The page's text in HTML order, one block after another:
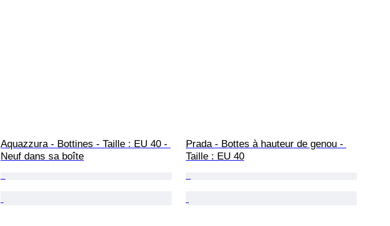
Aquazzura - Bottines - Taille : EU 40 -
Neuf dans sa boîte
Prada - Bottes à hauteur de genou -
Taille : EU 40